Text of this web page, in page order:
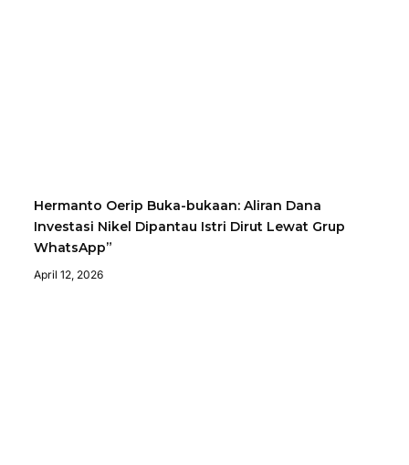
Hermanto Oerip Buka-bukaan: Aliran Dana
Investasi Nikel Dipantau Istri Dirut Lewat Grup
WhatsApp”
April 12, 2026